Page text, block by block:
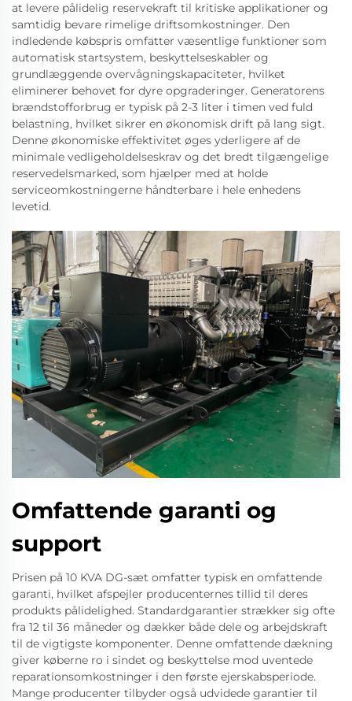
at levere pålidelig reservekraft til kritiske applikationer og
samtidig bevare rimelige driftsomkostninger. Den
indledende købspris omfatter væsentlige funktioner som
automatisk startsystem, beskyttelseskabler og
grundlæggende overvågningskapaciteter, hvilket
eliminerer behovet for dyre opgraderinger. Generatorens
brændstofforbrug er typisk på 2-3 liter i timen ved fuld
belastning, hvilket sikrer en økonomisk drift på lang sigt.
Denne økonomiske effektivitet øges yderligere af de
minimale vedligeholdelseskrav og det bredt tilgængelige
reservedelsmarked, som hjælper med at holde
serviceomkostningerne håndterbare i hele enhedens
levetid.
Omfattende garanti og
support
Prisen på 10 KVA DG-sæt omfatter typisk en omfattende
garanti, hvilket afspejler producenternes tillid til deres
produkts pålidelighed. Standardgarantier strækker sig ofte
fra 12 til 36 måneder og dækker både dele og arbejdskraft
til de vigtigste komponenter. Denne omfattende dækning
giver køberne ro i sindet og beskyttelse mod uventede
reparationsomkostninger i den første ejerskabsperiode.
Mange producenter tilbyder også udvidede garantier til